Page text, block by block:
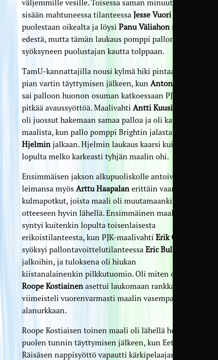
väljemmille vesille. Toisessa saman minuutin
sisään mahtuneessa tilanteessa Jesse Vuorinousi
puolestaan oikealta ja löysi Panu Väliahon maalin
edestä, mutta tämän laukaus pomppi pallon eteen
syöksyneen puolustajan kautta tolppaan.
TamU-kannattajilla nousi kylmä hiki pintaan
pian vartin täyttymisen jälkeen, kun Anton Bright
sai palloon huonon osuman katkoessaan PJK:n
pitkää avaussyöttöä. Maalivahti Antti Kuusinen
oli juossut hakemaan samaa palloa ja oli kaukana
maalista, kun pallo pomppi Brightin jalasta
Hjelminjalkaan. Hjelmin laukaus kaarsi kuitenkin
lopulta melko karkeasti tyhjän maalin ohi.
Ensimmäisen jakson alkupuoliskolle antoivat
leimansa myös Arttu Haapalan erittäin vaaralliset
kulmapotkut, joista maali oli muutamaankin
otteeseen hyvin lähellä. Ensimmäinen maali
syntyi kuitenkin lopulta toisenlaisesta
erikoistilanteesta, kun PJK-maalivahti Erik Ojala
syöksyi pallontavoittelutilanteessa Eric Bullockin
jalkoihin, ja tuloksena oli hiukan
kiistanalainenkin pilkkutuomio. Oli miten oli,
Roope Kostiainenasettui laukomaan rankkaria, ja
viimeisteli vuorenvarmasti maalin vasempaan
alanurkkaan.
Roope Kostiaisen toinen maali oli lähellä heti
puolen tunnin täyttymisen jälkeen, kun Eetu
Räisäsen nappisyöttö vapautti kärkipelaajan